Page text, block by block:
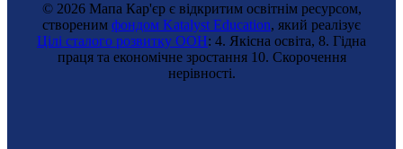
© 2026 Мапа Кар'єр є відкритим освітнім ресурсом,
створеним фондом Katalyst Education, який реалізує
Цілі сталого розвитку ООН: 4. Якісна освіта, 8. Гідна
праця та економічне зростання 10. Cкорочення
нерівності.